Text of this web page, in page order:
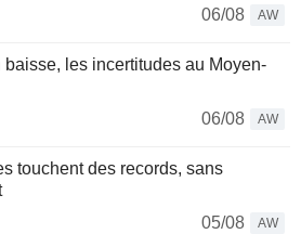
06/08
AW
les incertitudes au Moyen-
06/08
AW
touchent des records, sans
05/08
AW